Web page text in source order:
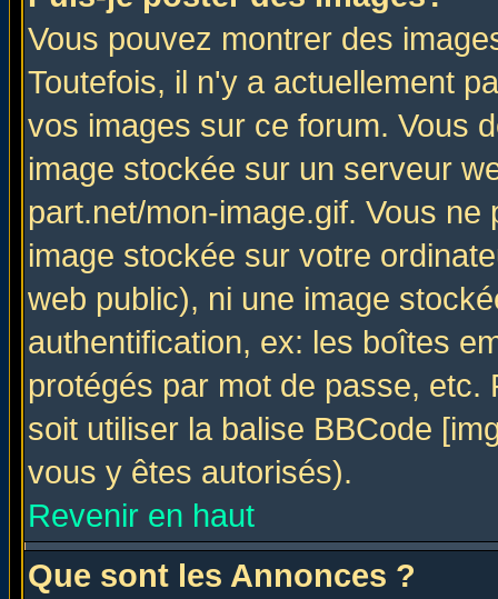
Vous pouvez montrer des
Toutefois, il n'y a actuellement
vos images sur ce forum. Vous
image stockée sur un serveur
part.net/mon-image.gif. Vous
image stockée sur votre
web public), ni une image
authentification, ex: les boîtes
protégés par mot de passe,
soit utiliser la balise BBCode
vous y êtes autorisés).
Revenir en haut
Que sont les Annonces ?